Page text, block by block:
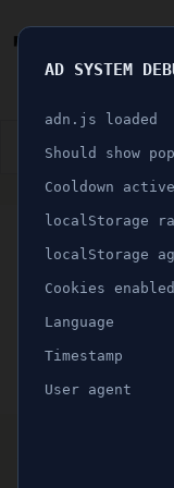
👮🏻‍♂️ BLÅLJUS
GNESTA
Ny VD
”otroligt
Publicerad 20 juli 2025
Uppdaterad 21 juni
Foto: Pressbild.
Gnestahem och
AD SYSTEM
adn.js loaded
Should show
Cooldown active
localStorage
localStorage
Cookies enabled
Language
Timestamp
User agent